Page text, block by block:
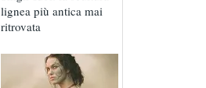
lignea più antica mai
ritrovata